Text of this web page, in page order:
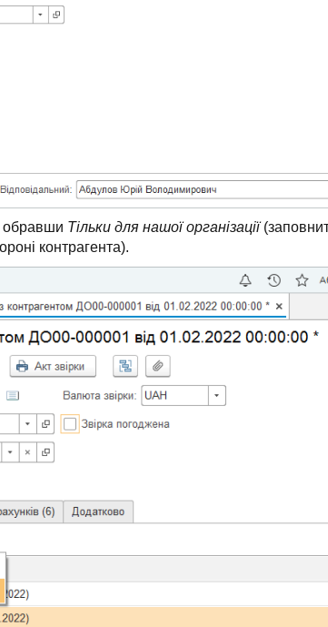
обравши Тільки для нашої організації
контрагента).